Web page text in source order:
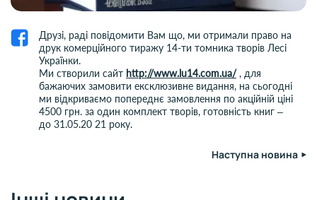
Друзі, раді повідомити Вам що, ми отримали право на
друк комерційного тиражу 14-ти томника творів Лесі
Українки.
Ми створили сайт http://www.lu14.com.ua/, для
бажаючих замовити ексклюзивне видання, на сьогодні
ми відкриваємо попереднє замовлення по акційній ціні
4500 грн. за один комплект творів, готовність книг –
до 31.05.20 21 року.
Наступна новина